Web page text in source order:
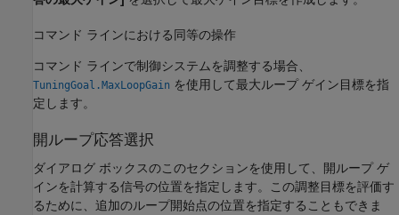
コマンド ラインにおける同等の操作
コマンド ラインで制御システムを調整する場合、
TuningGoal.MaxLoopGain を使用して最大ループ ゲイン目標を指
定します。
開ループ応答選択
ダイアログ ボックスのこのセクションを使用して、開ループ ゲ
インを計算する信号の位置を指定します。この調整目標を評価す
るために、追加のループ開始点の位置を指定することもできま